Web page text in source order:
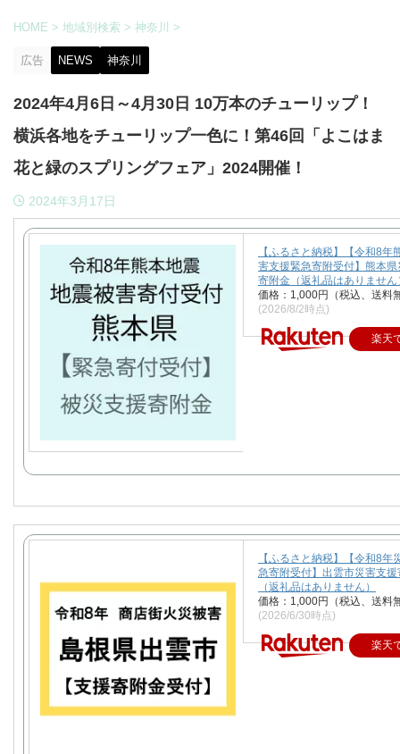
HOME > 地域別検索 > 神奈川 >
広告 NEWS 神奈川
2024年4月6日～4月30日 10万本のチューリップ！
横浜各地をチューリップ一色に！第46回「よこはま
花と緑のスプリングフェア」2024開催！
2024年3月17日
【ふるさと納税】【令和8年
害支援緊急寄附受付】熊本県
寄附金（返礼品はありません
価格：1,000円（税込、送料
(2026/8/2時点)
楽天
【ふるさと納税】【令和8年
急寄附受付】出雲市災害支援
（返礼品はありません）
価格：1,000円（税込、送料
(2026/6/30時点)
楽天